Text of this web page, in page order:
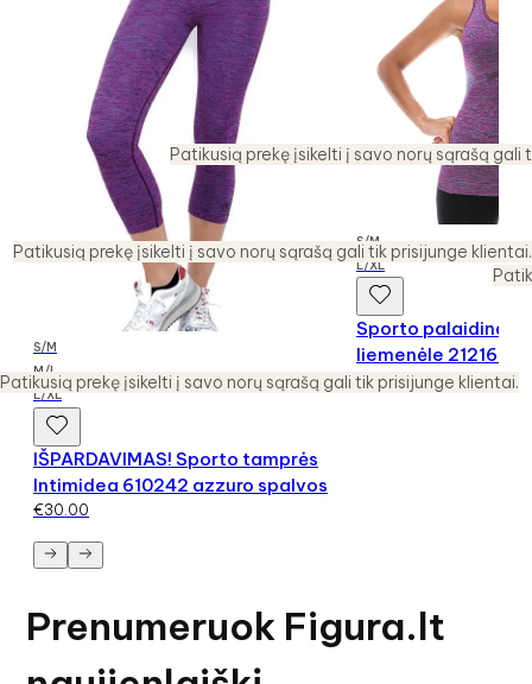
Patikusią prekę įsikelti į savo norų sąrašą gali tik prisijunge klientai.
Patikusią prekę įsikelti į savo norų sąrašą gali tik prisijunge klientai.
Patikusią prekę įsikelti į savo norų sąrašą gali
S/M
M/L
L/XL
IŠPARDAVIMAS! Sporto tamprės
Intimidea 610242 azzuro spalvos
€30.00
S/M
L/XL
Sporto palaidinė
liemenėle 212169
€35.00
Prenumeruok Figura.lt